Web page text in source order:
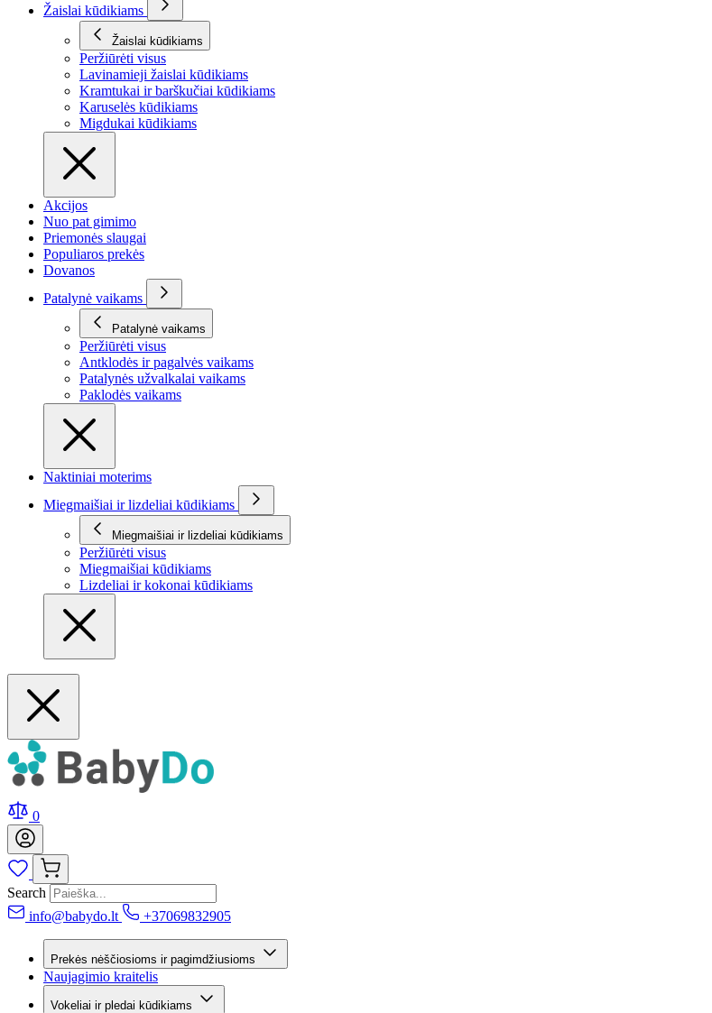
Žaislai kūdikiams
Žaislai kūdikiams
Peržiūrėti visus
Lavinamieji žaislai kūdikiams
Kramtukai ir barškučiai kūdikiams
Karuselės kūdikiams
Migdukai kūdikiams
Akcijos
Nuo pat gimimo
Priemonės slaugai
Populiaros prekės
Dovanos
Patalynė vaikams
Patalynė vaikams
Peržiūrėti visus
Antklodės ir pagalvės vaikams
Patalynės užvalkalai vaikams
Paklodės vaikams
Naktiniai moterims
Miegmaišiai ir lizdeliai kūdikiams
Miegmaišiai ir lizdeliai kūdikiams
Peržiūrėti visus
Miegmaišiai kūdikiams
Lizdeliai ir kokonai kūdikiams
0
Search
info@babydo.lt
+37069832905
Prekės nėščiosioms ir pagimdžiusioms
Naujagimio kraitelis
Vokeliai ir pledai kūdikiams